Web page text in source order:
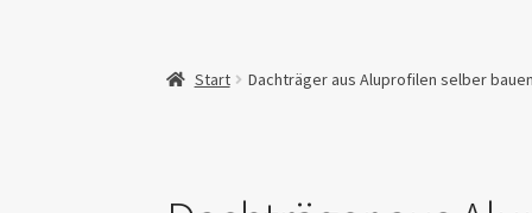
Start Dachträger aus Aluprofilen selber bauen